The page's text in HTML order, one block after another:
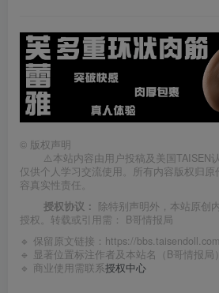
© 版权声明
⚠️本站内容由用户投稿及美国TAISEN
仅供个人学习交流使用。所有内容版权归
容真实性责任。
授权协议： 除特别声明外，本站原创
授权。转载或引用需： B哥情报局
🔹 保留原文链接： https://bbs.taisendoll.com
🔹 显著位置标注作者及本站名（B哥情报局）
🔹 商业使用需联系授权中心